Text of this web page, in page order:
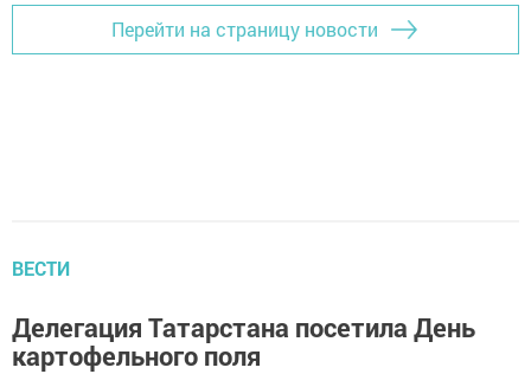
Перейти на страницу новости
ВЕСТИ
Делегация Татарстана посетила День
картофельного поля